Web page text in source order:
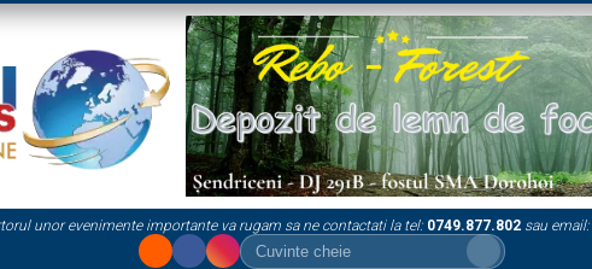
unor evenimente importante va rugam sa ne contactati la tel: 0749.877.802 sau email: